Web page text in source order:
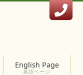
English Page
英語ページ